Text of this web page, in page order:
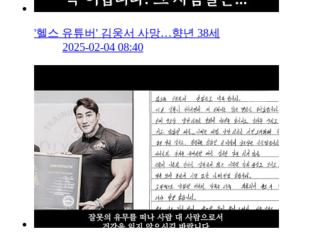
'헬스 유튜버' 김웅서 사망…향년 38세
2025-02-04 08:40